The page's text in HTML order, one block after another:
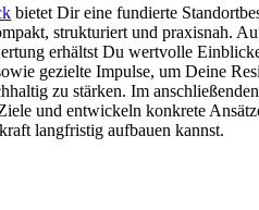
bietet Dir eine fundierte
strukturiert und praxisnah.
erhältst Du wertvolle
gezielte Impulse, um Deine
zu stärken. Im
und entwickeln konkrete
langfristig aufbauen kannst.